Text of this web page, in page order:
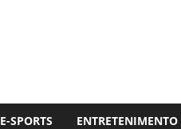
E-SPORTS ENTRETENIMENTO